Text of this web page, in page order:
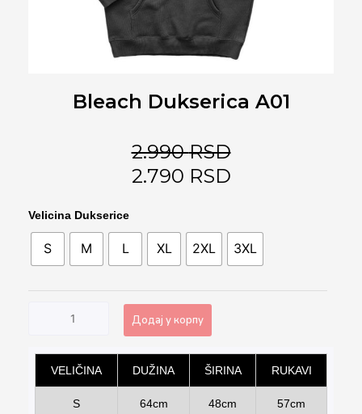
Bleach Dukserica A01
2.990RSD
2.790 RSD
Velicina Dukserice
S M L XL 2XL 3XL
Bleach
Dukserica
A01
количина
Додај у корпу
Alternative:
VELIČINA
DUŽINA ŠIRINA RUKAVI
S 64cm 48cm 57cm